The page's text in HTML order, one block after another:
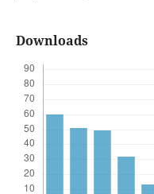
Downloads